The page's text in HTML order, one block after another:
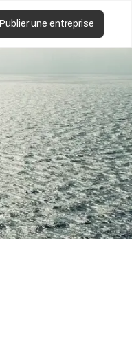
Publier une entreprise